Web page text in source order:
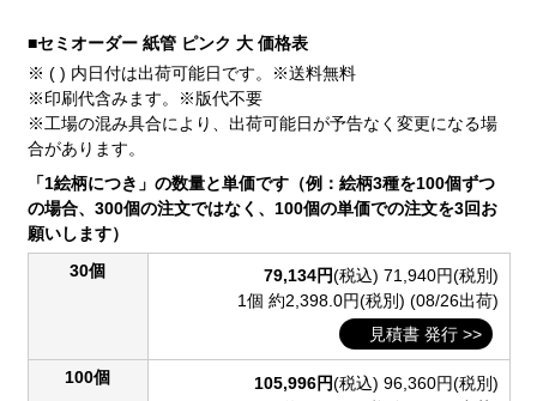
■セミオーダー 紙管 ピンク 大 価格表
※ ( ) 内日付は出荷可能日です。※送料無料
※印刷代含みます。※版代不要
※工場の混み具合により、出荷可能日が予告なく変更になる場
合があります。
「1絵柄につき」の数量と単価です（例：絵柄3種を100個ずつ
の場合、300個の注文ではなく、100個の単価での注文を3回お
願いします）
30個
79,134円(税込) 71,940円(税別)
1個 約2,398.0円(税別) (08/26出荷)
見積書 発行 >>
100個 105,996円(税込) 96,360円(税別)